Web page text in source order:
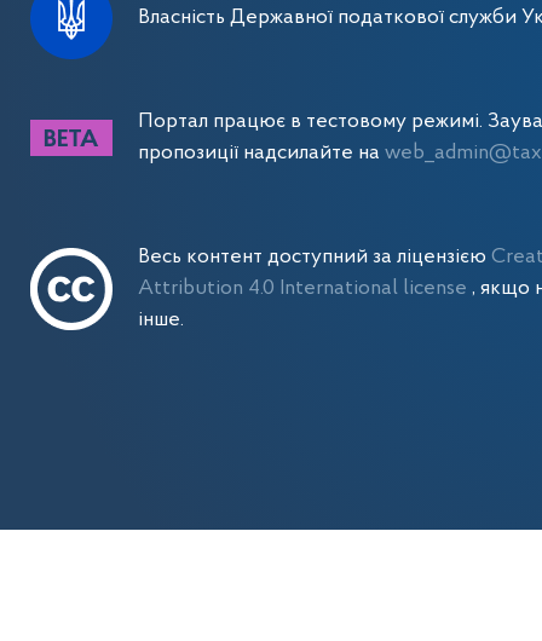
Власність Державної податкової служби
Портал працює в тестовому режимі.
пропозиції надсилайте на
Весь контент доступний за ліцензією
Attribution 4.0 International license, якщо
інше.